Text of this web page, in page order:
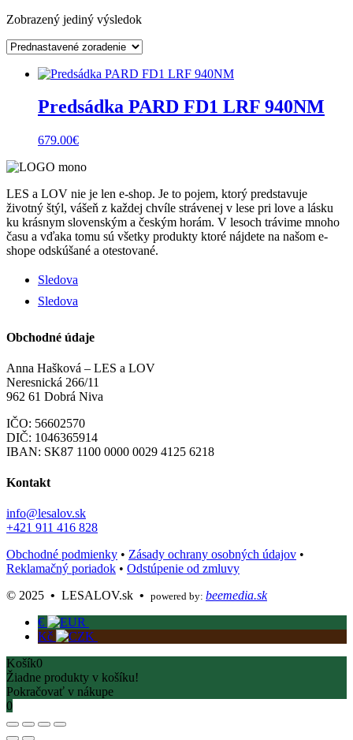
Zobrazený jediný výsledok
Predsádka PARD FD1 LRF 940NM
679.00€
LES a LOV nie je len e-shop. Je to pojem, ktorý predstavuje
životný štýl, vášeň z každej chvíle strávenej v lese pri love a lásku
ku krásnym slovenským a českým horám. V lesoch trávime mnoho
času a vďaka tomu sú všetky produkty ktoré nájdete na našom e-
shope odskúšané a otestované.
Sledova
Sledova
Obchodné údaje
Anna Hašková – LES a LOV
Neresnická 266/11
962 61 Dobrá Niva
IČO: 56602570
DIČ: 1046365914
IBAN: SK87 1100 0000 0029 4125 6218
Kontakt
info@lesalov.sk
+421 911 416 828
Obchodné podmienky • Zásady ochrany osobných údajov •
Reklamačný poriadok • Odstúpenie od zmluvy
©️ 2025 • LESALOV.sk • powered by: beemedia.sk
€
Kč
Košík0
Žiadne produkty v košíku!
Pokračovať v nákupe
0